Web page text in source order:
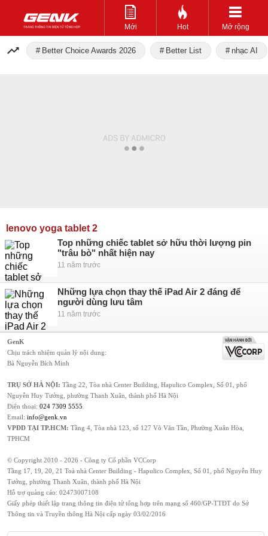
Mới Hot Mở rộng
Better Choice Awards 2026 Better List nhạc AI
lenovo yoga tablet 2
Top những chiếc tablet sở hữu thời lượng pin
"trâu bò" nhất hiện nay
11 năm trước
Những lựa chọn thay thế iPad Air 2 đáng để
người dùng lưu tâm
11 năm trước
GenK
Chịu trách nhiệm quản lý nội dung:
Bà Nguyễn Bích Minh
TRỤ SỞ HÀ NỘI: Tầng 22, Tòa nhà Center Building, Hapulico Complex, Số 01, phố
Nguyễn Huy Tưởng, phường Thanh Xuân, thành phố Hà Nội
Điện thoại: 024 7309 5555
Email: info@genk.vn
VPĐD TẠI TP.HCM: Tầng 4, Tòa nhà 123, số 127 Võ Văn Tần, Phường Xuân Hòa,
TPHCM
© Copyright 2010 - 2026 - Công ty Cổ phần VCCorp
Tầng 17, 19, 20, 21 Toà nhà Center Building - Hapulico Complex, Số 01, phố Nguyễn Huy
Tưởng, phường Thanh Xuân, thành phố Hà Nội
Hỗ trợ quảng cáo: 02473007108
Giấy phép thiết lập trang thông tin điện tử tổng hợp trên mạng số 460/GP-TTĐT do Sở
Thông tin và Truyền thông Hà Nội cấp ngày 03/02/2016